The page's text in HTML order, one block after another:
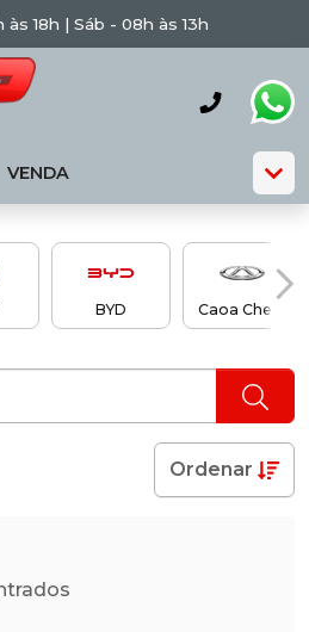
18h | Sáb - 08h às 13h
VENDA
BYD Caoa Chery
Ordenar